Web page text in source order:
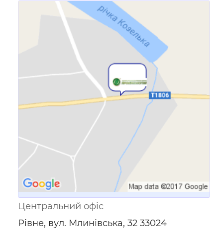
Посилання для мобільних
пристроїв
Центральний офіс
Рівне, вул. Млинівська, 32 33024